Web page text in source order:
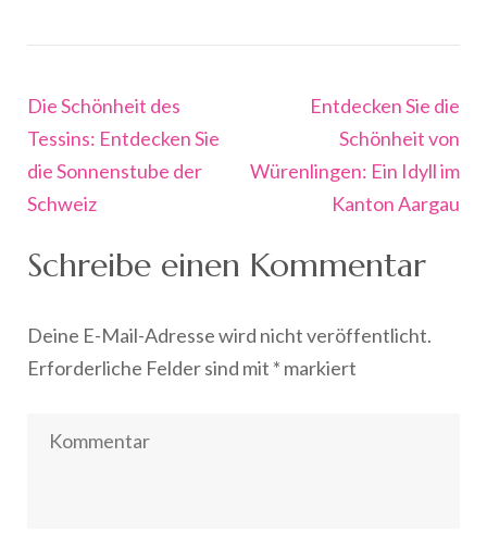
Beitragsnavigation
Die Schönheit des
Tessins: Entdecken Sie
die Sonnenstube der
Schweiz
Entdecken Sie die
Schönheit von
Würenlingen: Ein Idyll im
Kanton Aargau
Schreibe einen Kommentar
Deine E-Mail-Adresse wird nicht veröffentlicht.
Erforderliche Felder sind mit * markiert